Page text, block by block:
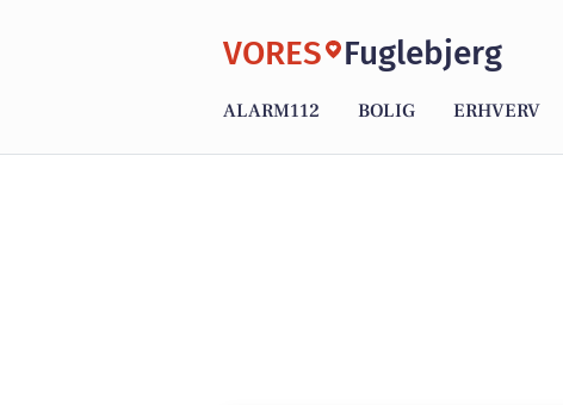
VORES Fuglebjerg
ALARM112 BOLIG ERHVERV